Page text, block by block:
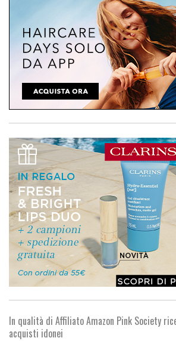
In qualità di Affiliato Amazon Pink Society
acquisti idonei